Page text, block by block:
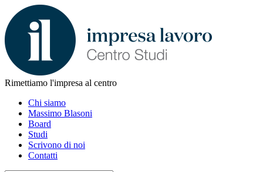
Rimettiamo l'impresa al centro
Chi siamo
Massimo Blasoni
Board
Studi
Scrivono di noi
Contatti